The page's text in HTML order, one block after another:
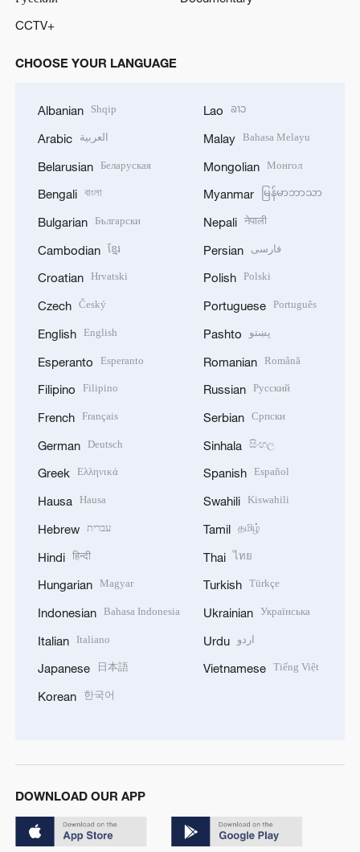
CCTV+
CHOOSE YOUR LANGUAGE
Albanian Shqip
Arabic العربية
Belarusian Беларуская
Bengali বাংলা
Bulgarian Български
Cambodian ខ្មែរ
Croatian Hrvatski
Czech Český
English English
Esperanto Esperanto
Filipino Filipino
French Français
German Deutsch
Greek Ελληνικά
Hausa Hausa
Hebrew עברית
Hindi हिन्दी
Hungarian Magyar
Indonesian Bahasa Indonesia
Italian Italiano
Japanese 日本語
Korean 한국어
Lao ລາວ
Malay Bahasa Melayu
Mongolian Монгол
Myanmar မြန်မာဘာသာ
Nepali नेपाली
Persian فارسی
Polish Polski
Portuguese Português
Pashto پښتو
Romanian Română
Russian Русский
Serbian Српски
Sinhala සිංහල
Spanish Español
Swahili Kiswahili
Tamil தமிழ்
Thai ไทย
Turkish Türkçe
Ukrainian Українська
Urdu اردو
Vietnamese Tiếng Việt
DOWNLOAD OUR APP